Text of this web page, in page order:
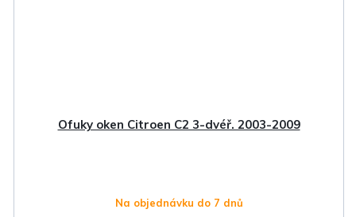
Ofuky oken Citroen C2 3-dvéř. 2003-2009
Na objednávku do 7 dnů